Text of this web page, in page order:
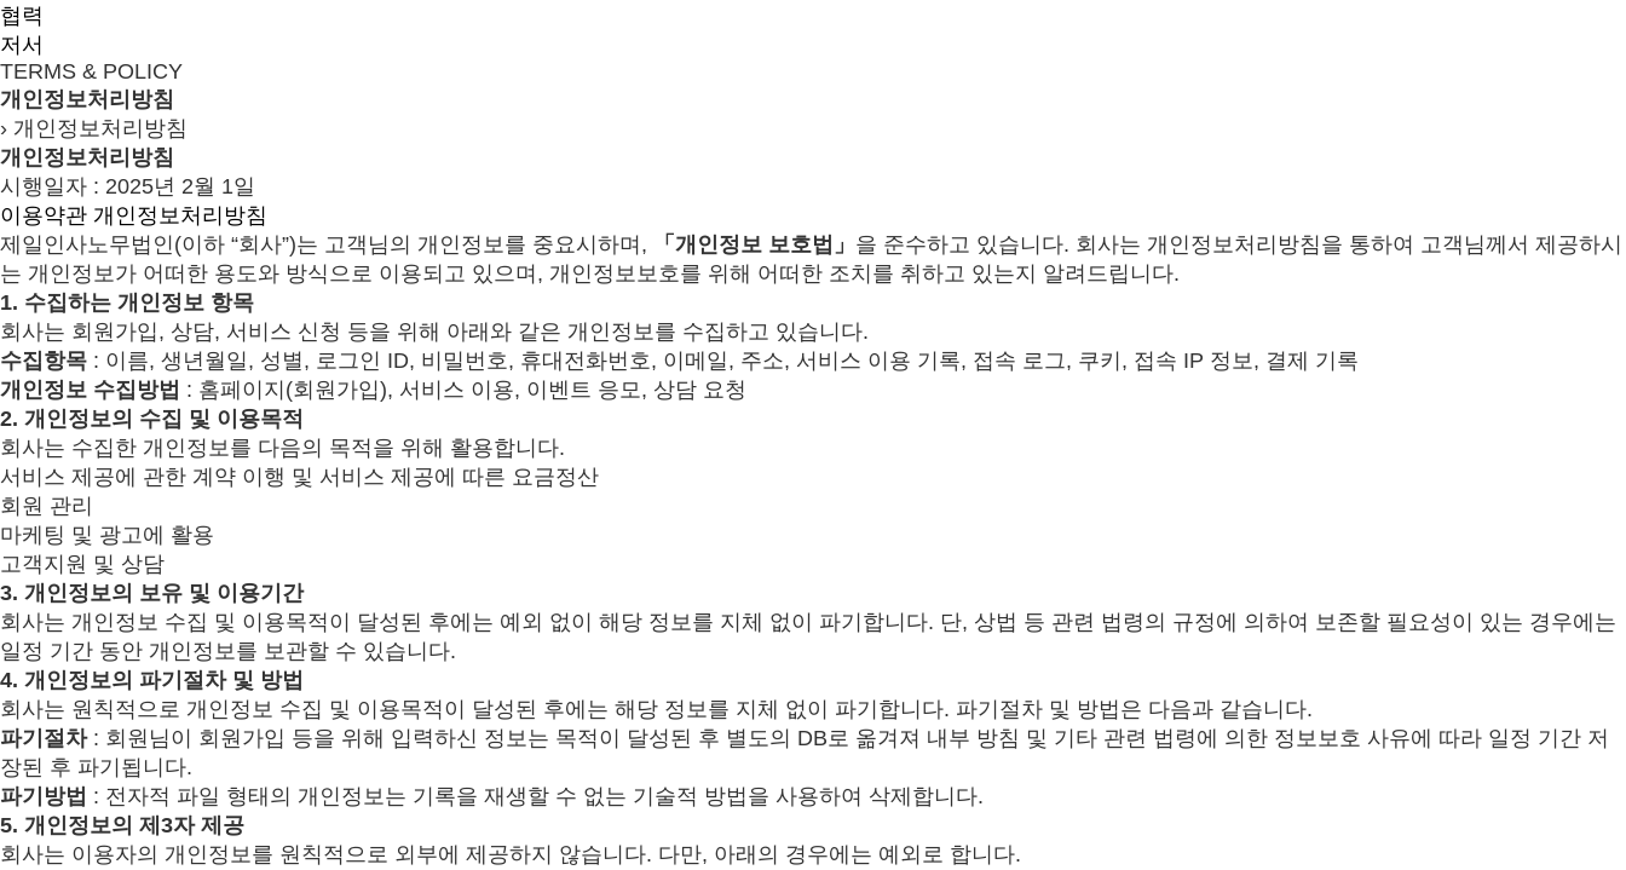
협력
저서
TERMS & POLICY
개인정보처리방침
› 개인정보처리방침
개인정보처리방침
시행일자 : 2025년 2월 1일
이용약관 개인정보처리방침
제일인사노무법인(이하 “회사”)는 고객님의 개인정보를 중요시하며,
「개인정보 보호법」 을 준수하고 있습니다. 회사는 개인정보처리방침을 통하여 고객님께서 제공하시
는 개인정보가 어떠한 용도와 방식으로 이용되고 있으며, 개인정보보호를 위해 어떠한 조치를 취하고 있는지 알려드립니다.
1. 수집하는 개인정보 항목
회사는 회원가입, 상담, 서비스 신청 등을 위해 아래와 같은 개인정보를 수집하고 있습니다.
수집항목 : 이름, 생년월일, 성별, 로그인 ID, 비밀번호, 휴대전화번호, 이메일, 주소, 서비스 이용 기록, 접속 로그, 쿠키, 접속 IP 정보, 결제 기록
개인정보 수집방법 : 홈페이지(회원가입), 서비스 이용, 이벤트 응모, 상담 요청
2. 개인정보의 수집 및 이용목적
회사는 수집한 개인정보를 다음의 목적을 위해 활용합니다.
서비스 제공에 관한 계약 이행 및 서비스 제공에 따른 요금정산
회원 관리
마케팅 및 광고에 활용
고객지원 및 상담
3. 개인정보의 보유 및 이용기간
회사는 개인정보 수집 및 이용목적이 달성된 후에는 예외 없이 해당 정보를 지체 없이 파기합니다. 단, 상법 등 관련 법령의 규정에 의하여 보존할 필요성이 있는 경우에는
일정 기간 동안 개인정보를 보관할 수 있습니다.
4. 개인정보의 파기절차 및 방법
회사는 원칙적으로 개인정보 수집 및 이용목적이 달성된 후에는 해당 정보를 지체 없이 파기합니다. 파기절차 및 방법은 다음과 같습니다.
파기절차: 회원님이 회원가입 등을 위해 입력하신 정보는 목적이 달성된 후 별도의 DB로 옮겨져 내부 방침 및 기타 관련 법령에 의한 정보보호 사유에 따라 일정 기간 저
장된 후 파기됩니다.
파기방법 : 전자적 파일 형태의 개인정보는 기록을 재생할 수 없는 기술적 방법을 사용하여 삭제합니다.
5. 개인정보의 제3자 제공
회사는 이용자의 개인정보를 원칙적으로 외부에 제공하지 않습니다. 다만, 아래의 경우에는 예외로 합니다.